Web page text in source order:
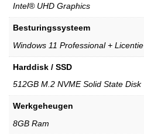
Intel® UHD Graphics
Besturingssysteem
Windows 11 Professional + Licentie
Harddisk / SSD
512GB M.2 NVME Solid State Disk
Werkgeheugen
8GB Ram